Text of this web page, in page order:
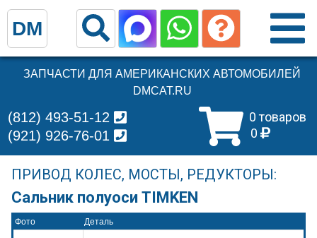
ЗАПЧАСТИ ДЛЯ АМЕРИКАНСКИХ АВТОМОБИЛЕЙ
DMCAT.RU
0 товаров
0
(812) 493-51-12
(921) 926-76-01
ПРИВОД КОЛЕС, МОСТЫ, РЕДУКТОРЫ:
Сальник полуоси TIMKEN
Фото Деталь
DM